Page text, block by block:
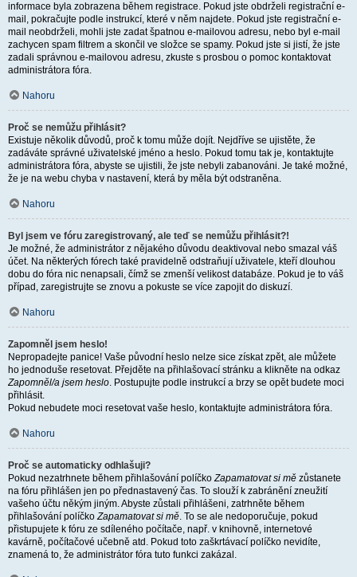
informace byla zobrazena během registrace. Pokud jste obdrželi registrační e-
mail, pokračujte podle instrukcí, které v něm najdete. Pokud jste registrační e-
mail neobdrželi, mohli jste zadat špatnou e-mailovou adresu, nebo byl e-mail
zachycen spam filtrem a skončil ve složce se spamy. Pokud jste si jistí, že jste
zadali správnou e-mailovou adresu, zkuste s prosbou o pomoc kontaktovat
administrátora fóra.
Nahoru
Proč se nemůžu přihlásit?
Existuje několik důvodů, proč k tomu může dojít. Nejdříve se ujistěte, že
zadáváte správné uživatelské jméno a heslo. Pokud tomu tak je, kontaktujte
administrátora fóra, abyste se ujistili, že jste nebyli zabanováni. Je také možné,
že je na webu chyba v nastavení, která by měla být odstraněna.
Nahoru
Byl jsem ve fóru zaregistrovaný, ale teď se nemůžu přihlásit?!
Je možné, že administrátor z nějakého důvodu deaktivoval nebo smazal váš
účet. Na některých fórech také pravidelně odstraňují uživatele, kteří dlouhou
dobu do fóra nic nenapsali, čímž se zmenší velikost databáze. Pokud je to váš
případ, zaregistrujte se znovu a pokuste se více zapojit do diskuzí.
Nahoru
Zapomněl jsem heslo!
Nepropadejte panice! Vaše původní heslo nelze sice získat zpět, ale můžete
ho jednoduše resetovat. Přejděte na přihlašovací stránku a klikněte na odkaz
Zapomněl/a jsem heslo. Postupujte podle instrukcí a brzy se opět budete moci
přihlásit.
Pokud nebudete moci resetovat vaše heslo, kontaktujte administrátora fóra.
Nahoru
Proč se automaticky odhlašuji?
Pokud nezatrhnete během přihlašování políčkoZapamatovat si mě zůstanete
na fóru přihlášen jen po přednastavený čas. To slouží k zabránění zneužití
vašeho účtu někým jiným. Abyste zůstali přihlášeni, zatrhněte během
přihlašování políčkoZapamatovat si mě. To se ale nedoporučuje, pokud
přistupujete k fóru ze sdíleného počítače, např. v knihovně, internetové
kavárně, počítačové učebně atd. Pokud toto zaškrtávací políčko nevidíte,
znamená to, že administrátor fóra tuto funkci zakázal.